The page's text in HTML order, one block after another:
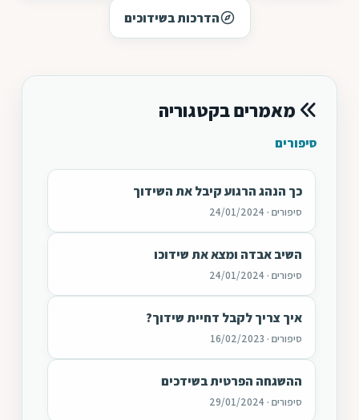
הדרכות בשידוכים
מאמרים בקטגוריה
סיפורים
כך הנהג הרגוע קיבל את השידוך
סיפורים · 24/01/2024
השיב אבדה ומצא את שידוכו
סיפורים · 24/01/2024
איך צריך לקבל דחיית שידוך?
סיפורים · 16/02/2023
ההשגחה הפרטית בשידכים
סיפורים · 29/01/2024